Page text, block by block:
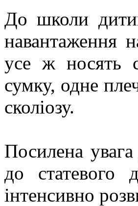
До школи
навантаження
усе ж носять
сумку, одне
сколіозу.
Посилена
до статевого
інтенсивно